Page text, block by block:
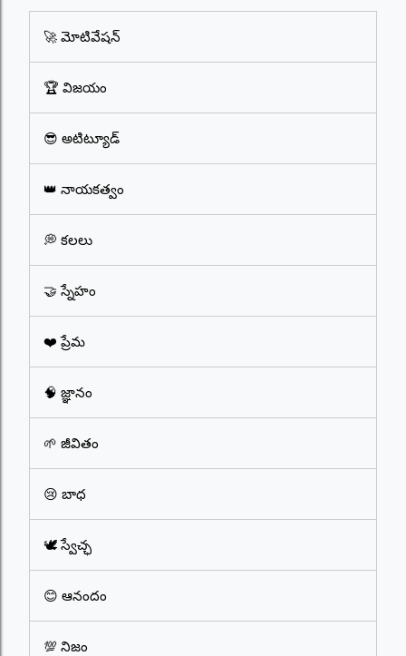
🚀 మోటివేషన్
🏆 విజయం
😎 అటిట్యూడ్
👑 నాయకత్వం
💭 కలలు
🤝 స్నేహం
❤️ ప్రేమ
🧠 జ్ఞానం
🌱 జీవితం
😢 బాధ
🕊️ స్వేచ్ఛ
😊 ఆనందం
💯 నిజం